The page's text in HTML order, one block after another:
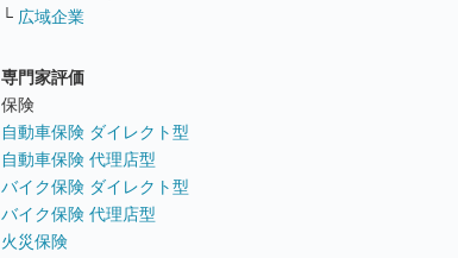
└ 広域企業
専門家評価
保険
自動車保険 ダイレクト型
自動車保険 代理店型
バイク保険 ダイレクト型
バイク保険 代理店型
火災保険